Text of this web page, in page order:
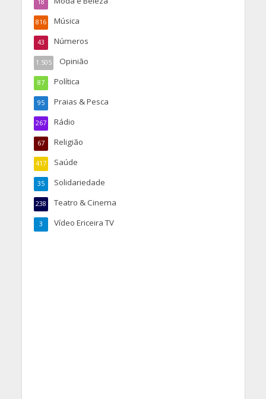
18
Música
816
Números
43
Opinião
1.505
Política
87
Praias & Pesca
95
Rádio
267
Religião
67
Saúde
417
Solidariedade
35
Teatro & Cinema
238
Vídeo Ericeira TV
3